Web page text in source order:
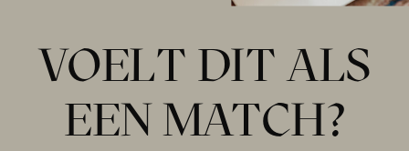
VOELT DIT ALS
EEN MATCH?